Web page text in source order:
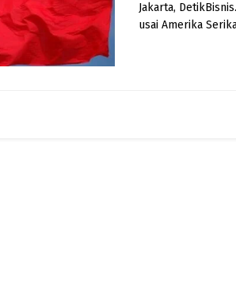
Jakarta,
usai Amerika